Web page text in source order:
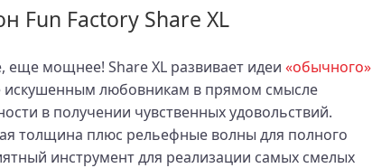
Fun Factory Share XL
мощнее! Share XL развивает идеи «обычного»
искушенным любовникам в прямом смысле
в получении чувственных удовольствий.
толщина плюс рельефные волны для полного
инструмент для реализации самых смелых